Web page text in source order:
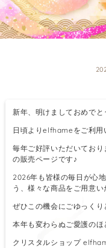
新年、明けましておめで
日頃よりelfhameをご利用
毎年ご好評いただいており
の販売ページです♪
2026年も皆様の毎日が心
う、様々な商品をご用意
ぜひこの機会にごゆっくり
本年も変わらぬご愛護のほ
クリスタルショップ